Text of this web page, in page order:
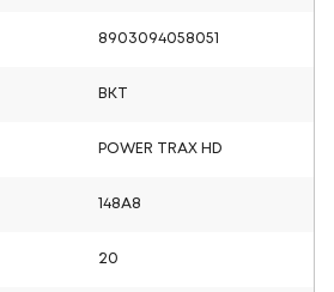
8903094058051
BKT
POWER TRAX HD
148A8
20